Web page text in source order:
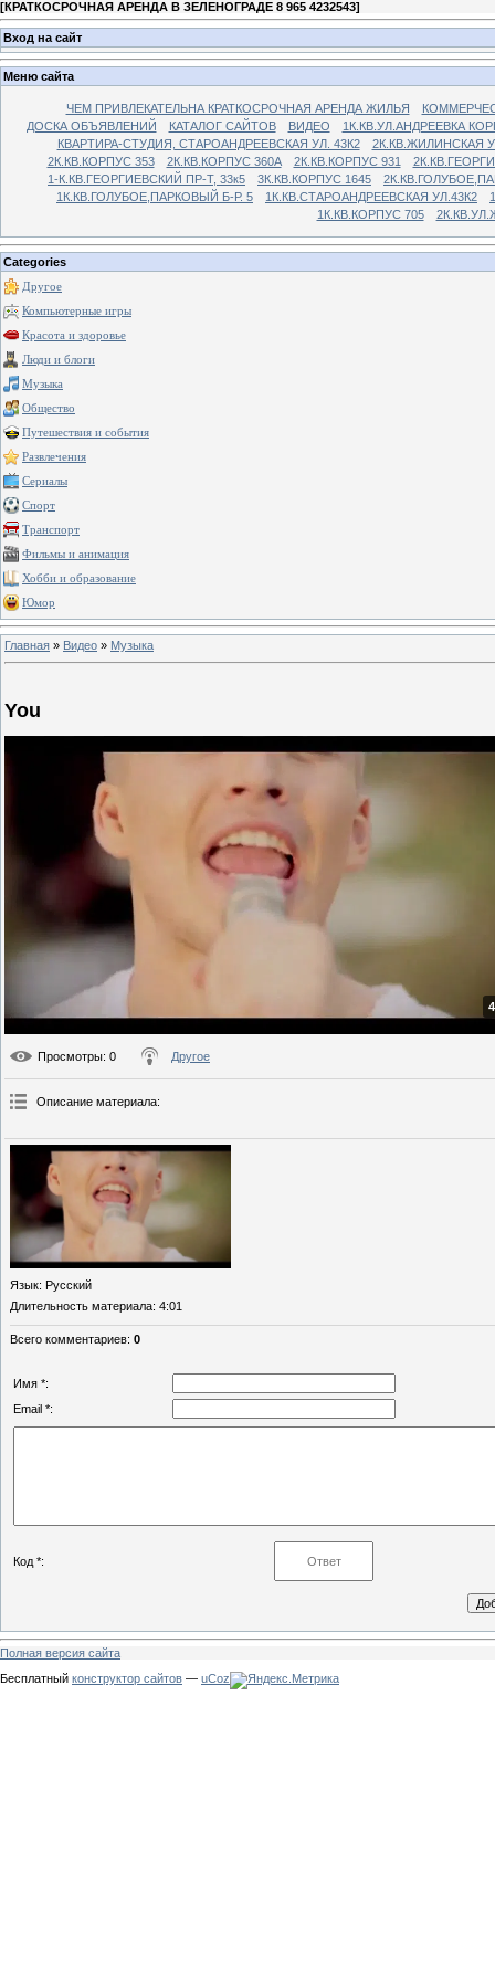
[КРАТКОСРОЧНАЯ АРЕНДА В ЗЕЛЕНОГРАДЕ 8 965 4232543]
Вход на сайт
Меню сайта
ЧЕМ ПРИВЛЕКАТЕЛЬНА КРАТКОСРОЧНАЯ АРЕНДА ЖИЛЬЯ
ДОСКА ОБЪЯВЛЕНИЙ
КАТАЛОГ САЙТОВ ВИДЕО
1К.КВ.УЛ.АНДРЕЕВКА
КВАРТИРА-СТУДИЯ, СТАРОАНДРЕЕВСКАЯ УЛ. 43К2
2К.КВ.ЖИЛИНСКАЯ
2К.КВ.КОРПУС 353
2К.КВ.КОРПУС 360А 2К.КВ.КОРПУС 931
1-К.КВ.ГЕОРГИЕВСКИЙ ПР-Т, 33к5
3К.КВ.КОРПУС 1645
1К.КВ.ГОЛУБОЕ,ПАРКОВЫЙ Б-Р. 5
1К.КВ.СТАРОАНДРЕЕВСКАЯ УЛ.43К2
1К.КВ.КОРПУС 705
Categories
Другое
Компьютерные игры
Красота и здоровье
Люди и блоги
Музыка
Общество
Путешествия и события
Развлечения
Сериалы
Спорт
Транспорт
Фильмы и анимация
Хобби и образование
Юмор
Главная » Видео » Музыка
You
Просмотры: 0 Другое
Описание материала:
Язык: Русский
Длительность материала: 4:01
Всего комментариев: 0
Имя *:
Email *:
Код *:
Полная версия сайта
Бесплатный конструктор сайтов — uCoz